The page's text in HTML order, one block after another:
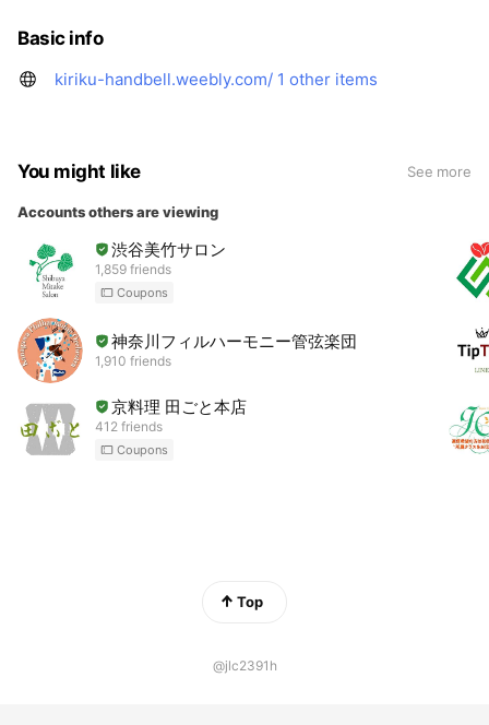
Basic info
kiriku-handbell.weebly.com/ 1 other items
You might like See more
Accounts others are viewing
渋谷美竹サロン
1,859 friends
Coupons
神奈川フィルハーモニー管弦楽団
1,910 friends
京料理 田ごと本店
412 friends
Coupons
Top
@jlc2391h